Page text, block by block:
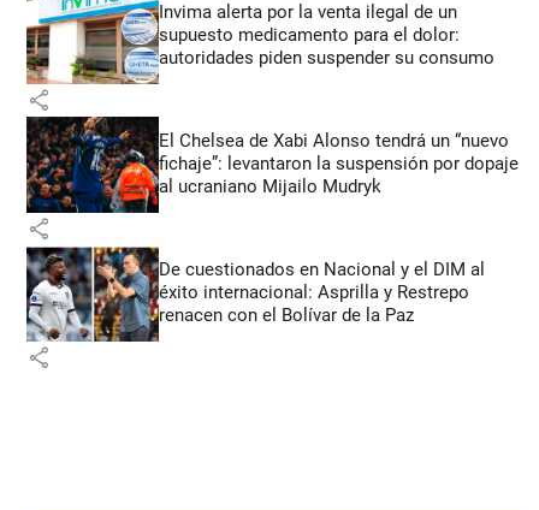
Invima alerta por la venta ilegal de un
supuesto medicamento para el dolor:
autoridades piden suspender su consumo
share
El Chelsea de Xabi Alonso tendrá un “nuevo
fichaje”: levantaron la suspensión por dopaje
al ucraniano Mijailo Mudryk
share
De cuestionados en Nacional y el DIM al
éxito internacional: Asprilla y Restrepo
renacen con el Bolívar de la Paz
share